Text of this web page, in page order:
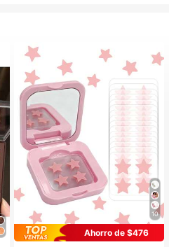
10
Ahorro de $476